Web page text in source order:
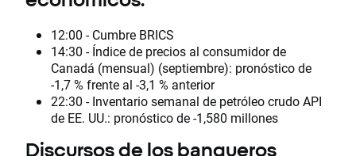
12:00 - Cumbre BRICS
14:30 - Índice de precios al consumidor de
Canadá (mensual) (septiembre): pronóstico de
-1,7 % frente al -3,1 % anterior
22:30 - Inventario semanal de petróleo crudo API
de EE. UU.: pronóstico de -1,580 millones
Discursos de los banqueros